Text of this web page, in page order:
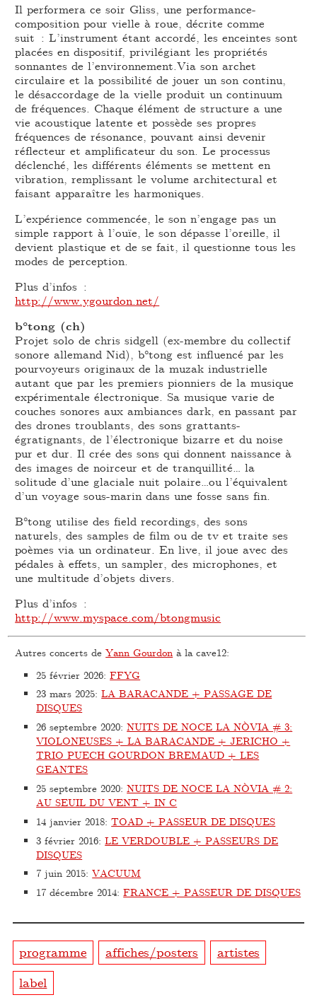
Il performera ce soir Gliss, une performance-
composition pour vielle à roue, décrite comme
suit : L’instrument étant accordé, les enceintes sont
placées en dispositif, privilégiant les propriétés
sonnantes de l’environnement.Via son archet
circulaire et la possibilité de jouer un son continu,
le désaccordage de la vielle produit un continuum
de fréquences. Chaque élément de structure a une
vie acoustique latente et possède ses propres
fréquences de résonance, pouvant ainsi devenir
réflecteur et amplificateur du son. Le processus
déclenché, les différents éléments se mettent en
vibration, remplissant le volume architectural et
faisant apparaître les harmoniques.
L’expérience commencée, le son n’engage pas un
simple rapport à l’ouïe, le son dépasse l’oreille, il
devient plastique et de se fait, il questionne tous les
modes de perception.
Plus d’infos :
http://www.ygourdon.net/
b°tong (ch)
Projet solo de chris sidgell (ex-membre du collectif
sonore allemand Nid), b°tong est influencé par les
pourvoyeurs originaux de la muzak industrielle
autant que par les premiers pionniers de la musique
expérimentale électronique. Sa musique varie de
couches sonores aux ambiances dark, en passant par
des drones troublants, des sons grattants-
égratignants, de l’électronique bizarre et du noise
pur et dur. Il crée des sons qui donnent naissance à
des images de noirceur et de tranquillité… la
solitude d’une glaciale nuit polaire…ou l’équivalent
d’un voyage sous-marin dans une fosse sans fin.
B°tong utilise des field recordings, des sons
naturels, des samples de film ou de tv et traite ses
poèmes via un ordinateur. En live, il joue avec des
pédales à effets, un sampler, des microphones, et
une multitude d’objets divers.
Plus d’infos :
http://www.myspace.com/btongmusic
Autres concerts deYann Gourdon à la cave12:
25 février 2026:FFYG
23 mars 2025:LA BARACANDE + PASSAGE DE
DISQUES
26 septembre 2020:NUITS DE NOCE LA NÒVIA # 3:
VIOLONEUSES + LA BARACANDE + JERICHO +
TRIO PUECH GOURDON BREMAUD + LES
GEANTES
25 septembre 2020:NUITS DE NOCE LA NÒVIA # 2:
AU SEUIL DU VENT + IN C
14 janvier 2018:TOAD + PASSEUR DE DISQUES
3 février 2016:LE VERDOUBLE + PASSEURS DE
DISQUES
7 juin 2015:VACUUM
17 décembre 2014:FRANCE + PASSEUR DE DISQUES
programme affiches/posters
artistes
label